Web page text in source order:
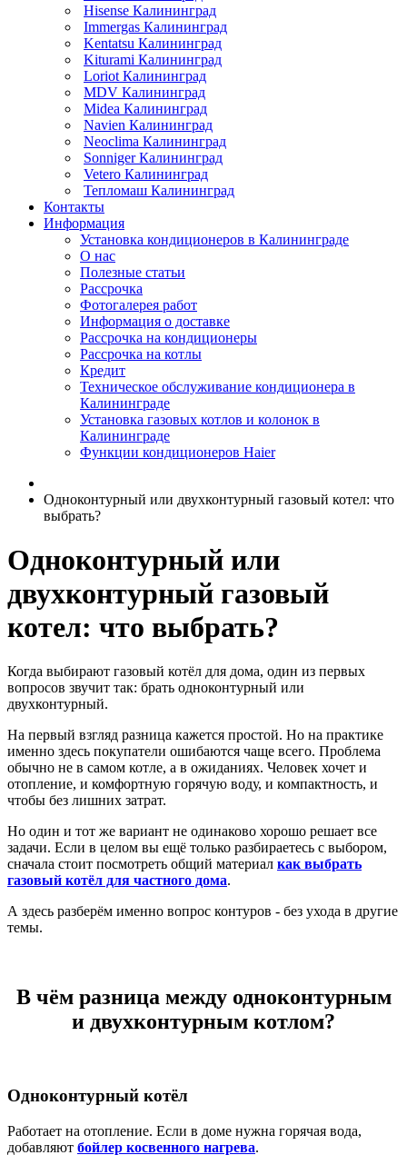
Hisense Калининград
Immergas Калининград
Kentatsu Калининград
Kiturami Калининград
Loriot Калининград
MDV Калининград
Midea Калининград
Navien Калининград
Neoclima Калининград
Sonniger Калининград
Vetero Калининград
Тепломаш Калининград
Контакты
Информация
Установка кондиционеров в Калининграде
О нас
Полезные статьи
Рассрочка
Фотогалерея работ
Информация о доставке
Рассрочка на кондиционеры
Рассрочка на котлы
Кредит
Техническое обслуживание кондиционера в
Калининграде
Установка газовых котлов и колонок в
Калининграде
Функции кондиционеров Haier
Одноконтурный или двухконтурный газовый котел: что
выбрать?
Одноконтурный или
двухконтурный газовый
котел: что выбрать?
Когда выбирают газовый котёл для дома, один из первых
вопросов звучит так: брать одноконтурный или
двухконтурный.
На первый взгляд разница кажется простой. Но на практике
именно здесь покупатели ошибаются чаще всего. Проблема
обычно не в самом котле, а в ожиданиях. Человек хочет и
отопление, и комфортную горячую воду, и компактность, и
чтобы без лишних затрат.
Но один и тот же вариант не одинаково хорошо решает все
задачи. Если в целом вы ещё только разбираетесь с выбором,
сначала стоит посмотреть общий материал как выбрать
газовый котёл для частного дома.
А здесь разберём именно вопрос контуров - без ухода в другие
темы.
В чём разница между одноконтурным
и двухконтурным котлом?
Одноконтурный котёл
Работает на отопление. Если в доме нужна горячая вода,
добавляют бойлер косвенного нагрева.